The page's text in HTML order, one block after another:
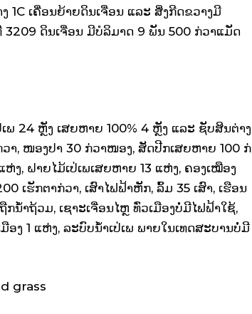
1C ເຄື່ອນຍ້າຍດິນເຈື່ອນ ແລະ ສິ່ງກີດຂວາງມີ
3209 ດິນເຈື່ອນ ມີບໍລິມາດ 9 ພັນ 500 ກ່ວາແມັດ
ພ 24 ຫຼັງ ເສຍຫາຍ 100% 4 ຫຼັງ ແລະ ຊັບສິນຕ່າງ
າ, ໜອງປາ 30 ກ່ວາໜອງ, ສັດປີກເສຍຫາຍ 100 ກ່
ງ, ຝາຍໄມ້ເປ່ເພເສຍຫາຍ 13 ແຫ່ງ, ຄອງເໝືອງ
ເຮັກຕາກ່ວາ, ເສົາໄຟຟ້າຫັກ, ລົ້ມ 35 ເສົາ, ເຮືອນ
າຖ້ວມ, ເຊາະເຈື່ອນໄຫຼ ທົ່ວເມືອງບໍ່ມີໄຟຟ້າໃຊ້,
ອງ 1 ແຫ່ງ, ລະບົບນໍ້າເປ່ເພ ພາຍໃນເທດສະບານບໍ່ມີ